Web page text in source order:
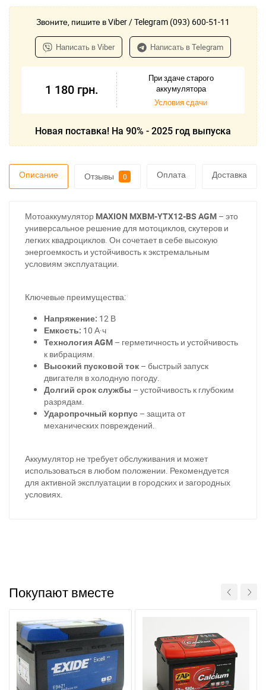
Звоните, пишите в Viber / Telegram (093) 600-51-11
Написать в Viber Написать в Telegram
1 180 грн.
При здаче старого
аккумулятора
Условия сдачи
Новая поставка! На 90% - 2025 год выпуска
Описание Отзывы 0 Оплата Доставка
Мотоаккумулятор MAXION MXBM-YTX12-BS AGM – это
универсальное решение для мотоциклов, скутеров и
легких квадроциклов. Он сочетает в себе высокую
энергоемкость и устойчивость к экстремальным
условиям эксплуатации.
Ключевые преимущества:
Напряжение: 12 В
Емкость: 10 А·ч
Технология AGM – герметичность и устойчивость
к вибрациям.
Высокий пусковой ток – быстрый запуск
двигателя в холодную погоду.
Долгий срок службы – устойчивость к глубоким
разрядам.
Ударопрочный корпус – защита от
механических повреждений.
Аккумулятор не требует обслуживания и может
использоваться в любом положении. Рекомендуется
для активной эксплуатации в городских и загородных
условиях.
Покупают вместе